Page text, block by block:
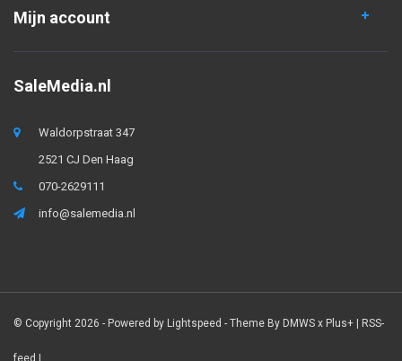
Mijn account
SaleMedia.nl
Waldorpstraat 347
2521 CJ Den Haag
070-2629111
info@salemedia.nl
© Copyright 2026 - Powered by Lightspeed - Theme By DMWS x Plus+ | RSS-
feed |